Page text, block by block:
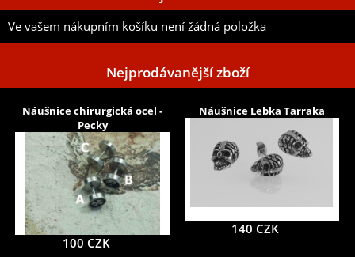
Ve vašem nákupním košíku není žádná položka
Nejprodávanější zboží
Náušnice chirurgická ocel -
Pecky
100 CZK
Náušnice Lebka Tarraka
140 CZK